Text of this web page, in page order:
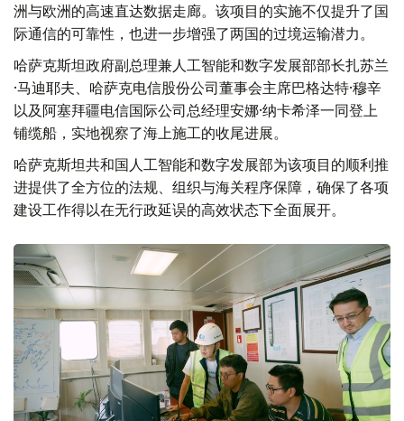
洲与欧洲的高速直达数据走廊。该项目的实施不仅提升了国
际通信的可靠性，也进一步增强了两国的过境运输潜力。
哈萨克斯坦政府副总理兼人工智能和数字发展部部长扎苏兰
·马迪耶夫、哈萨克电信股份公司董事会主席巴格达特·穆辛
以及阿塞拜疆电信国际公司总经理安娜·纳卡希泽一同登上
铺缆船，实地视察了海上施工的收尾进展。
哈萨克斯坦共和国人工智能和数字发展部为该项目的顺利推
进提供了全方位的法规、组织与海关程序保障，确保了各项
建设工作得以在无行政延误的高效状态下全面展开。